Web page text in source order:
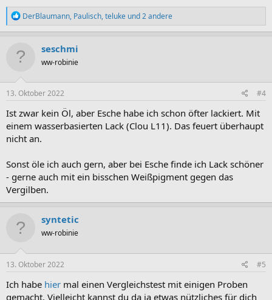
R
e
a
t
n
e
:
DerBlaumann, Paulisch,teluke und 2 andere
seschmi
ww-robinie
13. Oktober 2022 #4
Ist zwar kein Öl, aber Esche habe ich schon öfter lackiert. Mit
einem wasserbasierten Lack (Clou L11). Das feuert überhaupt
nicht an.
Sonst öle ich auch gern, aber bei Esche finde ich Lack schöner
- gerne auch mit ein bisschen Weißpigment gegen das
Vergilben.
syntetic
ww-robinie
13. Oktober 2022 #5
Ich habe hier mal einen Vergleichstest mit einigen Proben
gemacht. Vielleicht kannst du da ja etwas nützliches für dich